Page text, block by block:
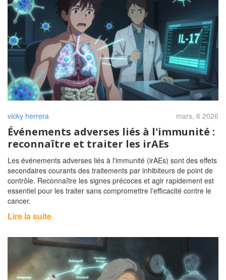
vicky herrera mars, 6 2026
Événements adverses liés à l'immunité :
reconnaître et traiter les irAEs
Les événements adverses liés à l'immunité (irAEs) sont des effets
secondaires courants des traitements par inhibiteurs de point de
contrôle. Reconnaître les signes précoces et agir rapidement est
essentiel pour les traiter sans compromettre l'efficacité contre le
cancer.
Lire la suite